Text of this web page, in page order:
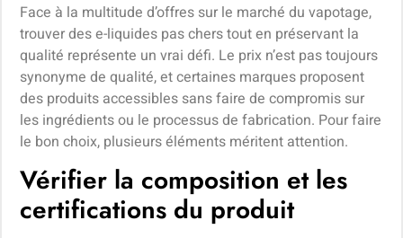
Face à la multitude d’offres sur le marché du vapotage,
trouver des e-liquides pas chers tout en préservant la
qualité représente un vrai défi. Le prix n’est pas toujours
synonyme de qualité, et certaines marques proposent
des produits accessibles sans faire de compromis sur
les ingrédients ou le processus de fabrication. Pour faire
le bon choix, plusieurs éléments méritent attention.
Vérifier la composition et les
certifications du produit